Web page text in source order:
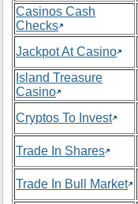
Casinos Cash
Checks
Jackpot At Casino
Island Treasure
Casino
Cryptos To Invest
Trade In Shares
Trade In Bull Market